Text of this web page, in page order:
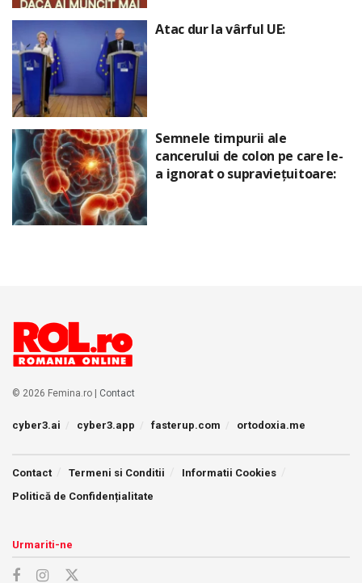
Atac dur la vârful UE:
Semnele timpurii ale
cancerului de colon pe care le-
a ignorat o supraviețuitoare:
© 2026 Femina.ro | Contact
cyber3.ai cyber3.app fasterup.com ortodoxia.me
Contact Termeni si Conditii
Informatii Cookies
Politică de Confidențialitate
Urmariti-ne